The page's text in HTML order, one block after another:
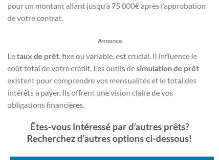
pour un montant allant jusqu’à 75 000€ après l’approbation
de votre contrat.
Annonce
Letaux de prêt, fixe ou variable, est crucial. Il influence le
coût total de votre crédit. Les outils desimulation de prêt
existent pour comprendre vos mensualités et le total des
intérêts à payer. Ils offrent une vision claire de vos
obligations financières.
Êtes-vous intéressé par d’autres prêts?
Recherchez d’autres options ci-dessous!